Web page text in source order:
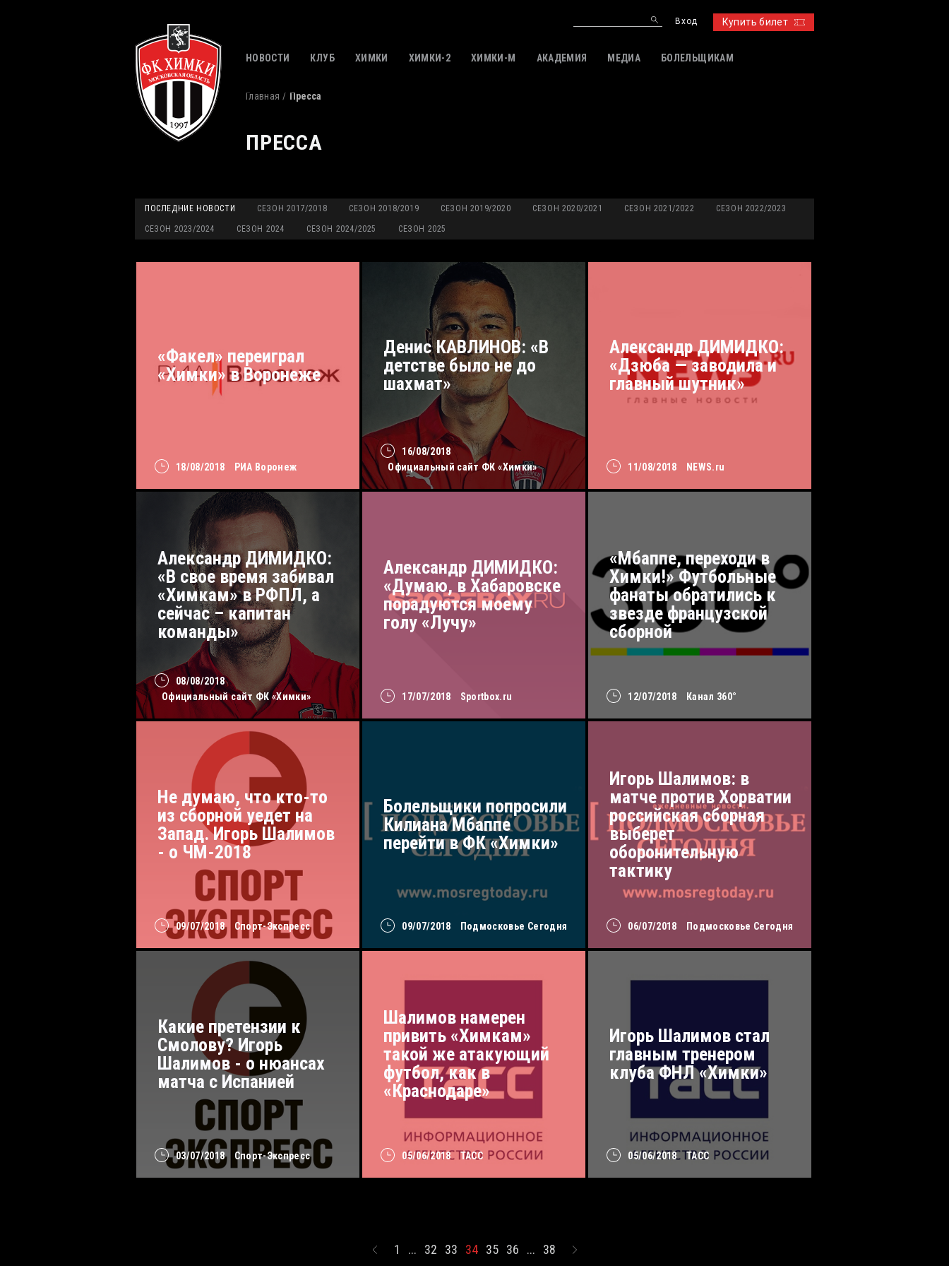
Купить билет
Вход
НОВОСТИ КЛУБ ХИМКИ ХИМКИ-2 ХИМКИ-M АКАДЕМИЯ МЕДИА БОЛЕЛЬЩИКАМ
Главная Пресса
ПРЕССА
ПОСЛЕДНИЕ НОВОСТИ СЕЗОН 2017/2018 СЕЗОН 2018/2019 СЕЗОН 2019/2020 СЕЗОН 2020/2021 СЕЗОН 2021/2022 СЕЗОН 2022/2023
СЕЗОН 2023/2024 СЕЗОН 2024 СЕЗОН 2024/2025 СЕЗОН 2025
18/08/2018 РИА Воронеж
«Факел» переиграл
«Химки» в Воронеже
16/08/2018
Официальный сайт ФК «Химки»
Денис КАВЛИНОВ: «В
детстве было не до
шахмат»
11/08/2018 NEWS.ru
Александр ДИМИДКО:
«Дзюба — заводила и
главный шутник»
08/08/2018
Официальный сайт ФК «Химки»
Александр ДИМИДКО:
«В свое время забивал
«Химкам» в РФПЛ, а
сейчас – капитан
команды»
17/07/2018 Sportbox.ru
Александр ДИМИДКО:
«Думаю, в Хабаровске
порадуются моему
голу «Лучу»
12/07/2018 Канал 360°
«Мбаппе, переходи в
Химки!» Футбольные
фанаты обратились к
звезде французской
сборной
09/07/2018 Спорт-Экспресс
Не думаю, что кто-то
из сборной уедет на
Запад. Игорь Шалимов
- о ЧМ-2018
09/07/2018 Подмосковье Сегодня
Болельщики попросили
Килиана Мбаппе
перейти в ФК «Химки»
06/07/2018 Подмосковье Сегодня
Игорь Шалимов: в
матче против Хорватии
российская сборная
выберет
оборонительную
тактику
03/07/2018 Спорт-Экспресс
Какие претензии к
Смолову? Игорь
Шалимов - о нюансах
матча с Испанией
05/06/2018 ТАСС
Шалимов намерен
привить «Химкам»
такой же атакующий
футбол, как в
«Краснодаре»
05/06/2018 ТАСС
Игорь Шалимов стал
главным тренером
клуба ФНЛ «Химки»
1 ... 32 33 34 35 36 ... 38